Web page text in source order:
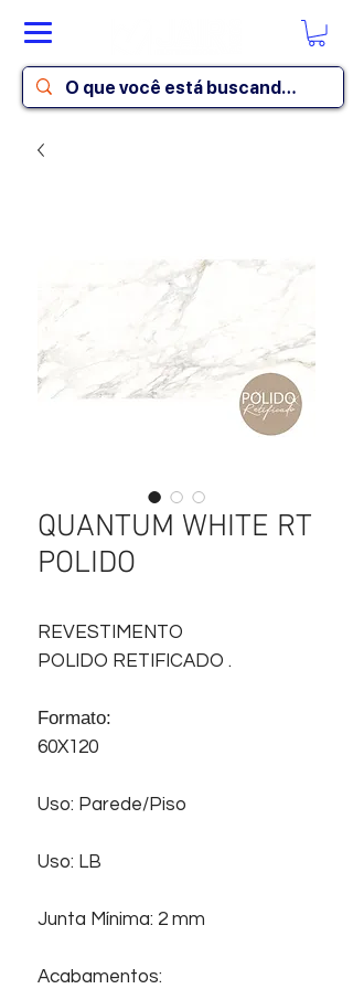
QUANTUM WHITE RT
POLIDO
REVESTIMENTO
POLIDO RETIFICADO .
Formato:
60X120
Uso: Parede/Piso
Uso: LB
Junta Mínima: 2 mm
Acabamentos: